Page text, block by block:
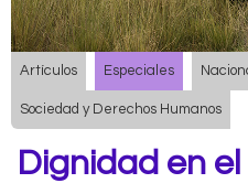
Artículos Especiales
Sociedad y Derechos Humanos
Dignidad en